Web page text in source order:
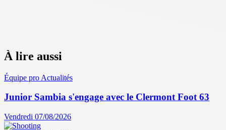
À lire aussi
Équipe pro Actualités
Junior Sambia s'engage avec le Clermont Foot 63
Vendredi 07/08/2026